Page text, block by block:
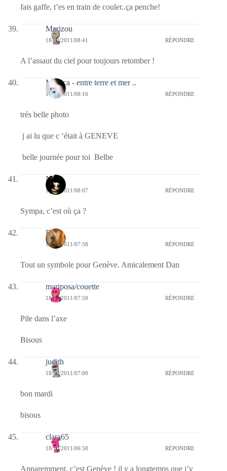
fais gaffe, t’es en train de couler..ça penche!
Marizou
18/10/2011/08:41 RÉPONDRE
A l’assaut du ciel pour toujours retomber !
Monica - entre terre et mer ..
18/10/2011/08:16 RÉPONDRE
trés belle photo
j ai lu que c ‘était à GENEVE
belle journée pour toi Belbe
Nova
18/10/2011/08:07 RÉPONDRE
Sympa, c’est où ça ?
Dan
18/10/2011/07:58 RÉPONDRE
Tout un symbole pour Genève. Amicalement Dan
mariposa/couette
18/10/2011/07:50 RÉPONDRE
Pile dans l’axe
Bisous
judith
18/10/2011/07:00 RÉPONDRE
bon mardi
bisous
clara65
18/10/2011/06:58 RÉPONDRE
Apparemment, c’est Genève ! il y a longtemps que j’y